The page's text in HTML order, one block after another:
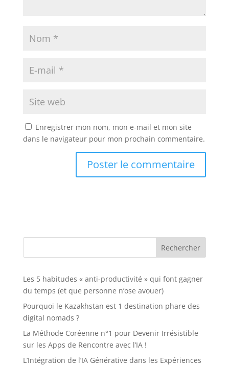
Enregistrer mon nom, mon e-mail et mon site
dans le navigateur pour mon prochain commentaire.
Rechercher
Les 5 habitudes « anti-productivité » qui font gagner
du temps (et que personne n’ose avouer)
Pourquoi le Kazakhstan est 1 destination phare des
digital nomads ?
La Méthode Coréenne n°1 pour Devenir Irrésistible
sur les Apps de Rencontre avec l’IA !
L’Intégration de l’IA Générative dans les Expériences